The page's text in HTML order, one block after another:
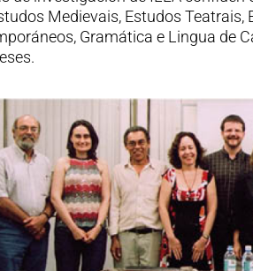
Medievais, Estudos Teatrais,
Gramática e Lingua de